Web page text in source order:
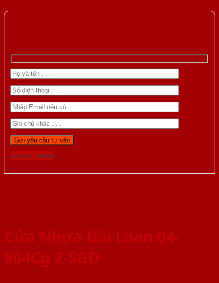
Gọi 0976.169.864
Cửa Nhựa Đài Loan 04-
804Cg 2-SGD